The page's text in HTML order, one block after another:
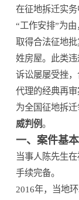
在征地拆迁实
“工作安排”为
取得合法征地
姓房屋。此类
诉讼屡屡受挫
代理的经典再
为全国征地拆
威判例。
一、案件基
当事人陈先生
手续完备。
2016年，当地